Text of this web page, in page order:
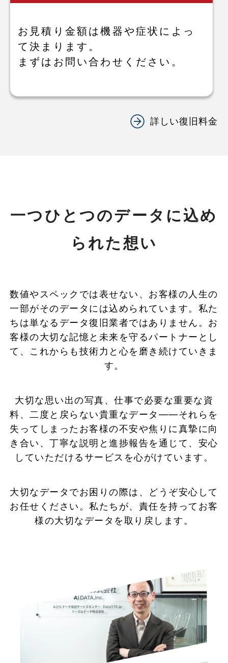
お見積り金額は機器や症状によっ
て決まります。
まずはお問い合わせください。
詳しい復旧料金
一つひとつのデータに込め
られた想い
数値やスペックでは表せない、お客様の人生の
一部がそのデータには込められています。私た
ちは単なるデータ復旧業者ではありません。お
客様の大切な記憶と未来を守るパートナーとし
て、これからも技術力と心を磨き続けていきま
す。
大切な思い出の写真、仕事で必要な重要な資
料、二度と戻らない貴重なデータ——それらを
失ってしまったお客様の不安や焦りに真摯に向
き合い、丁寧な説明と進捗報告を通じて、安心
していただけるサービスを心がけています。
大切なデータでお困りの際は、どうぞ安心して
お任せください。私たちが、責任を持ってお客
様の大切なデータを取り戻します。